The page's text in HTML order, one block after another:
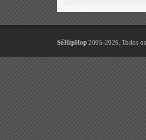
SóHipHop 2005-2026, Todos